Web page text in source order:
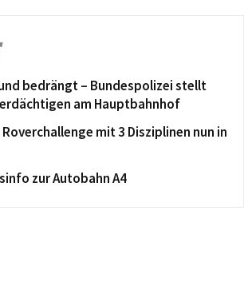
bedrängt – Bundespolizei stellt
am Hauptbahnhof
mit 3 Disziplinen nun in
zur Autobahn A4